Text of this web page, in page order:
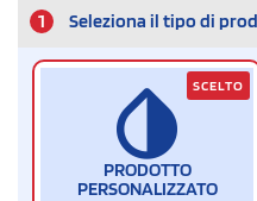
1 Seleziona il tipo di
PRODOTTO
PERSONALIZZATO
SCELTO